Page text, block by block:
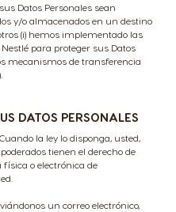
Datos Personales sean
y/o almacenados en un destino
(i) hemos implementado las
para proteger sus Datos
mecanismos de transferencia
DATOS PERSONALES
Cuando la ley lo disponga, usted,
tienen el derecho de
física o electrónica de
un correo electrónico,
Philippines
Filipino
Portuguese